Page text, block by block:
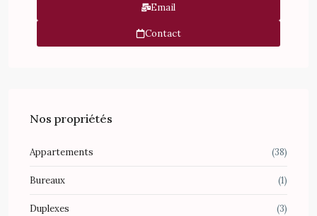
Email
Contact
Nos propriétés
Appartements (38)
Bureaux (1)
Duplexes (3)